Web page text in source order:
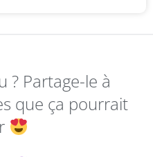
? Partage-le à
que ça pourrait